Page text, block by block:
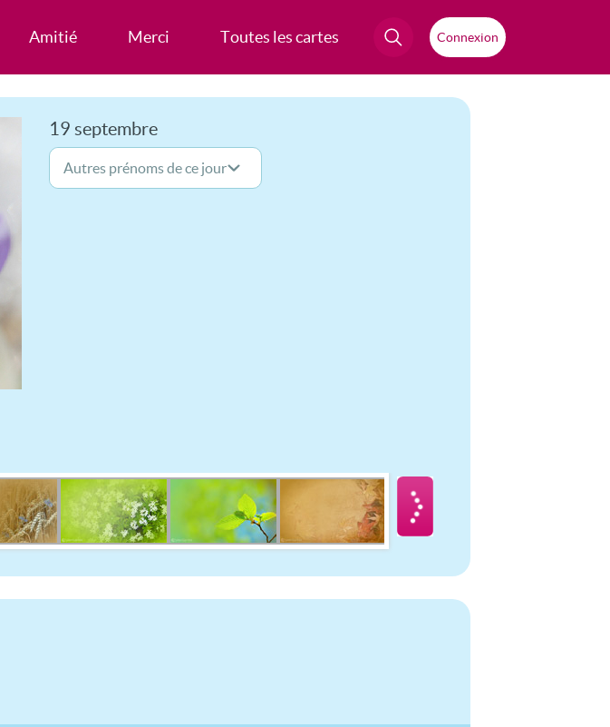
Amitié Merci Toutes les cartes Connexion
19 septembre